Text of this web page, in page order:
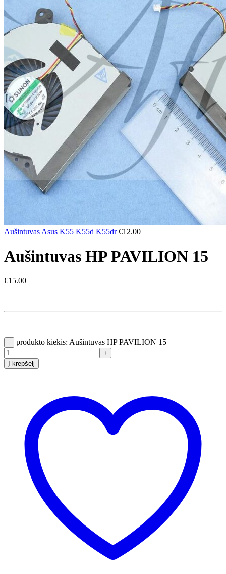
Aušintuvas Asus K55 K55d K55dr€12.00
Aušintuvas HP PAVILION 15
€15.00
produkto kiekis: Aušintuvas HP PAVILION 15
Į krepšelį